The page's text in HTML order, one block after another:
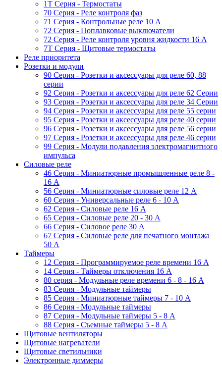
1Т Серия - Термостаты
70 Серия - Реле контроля фаз
71 Серия - Контрольные реле 10 A
72 Серия - Поплавковые выключатели
72 Серия - Реле контроля уровня жидкости 16 А
7T Серия - Щитовые термостаты
Реле приоритета
Розетки и модули
90 Серия - Розетки и аксессуары для реле 60, 88
cерии
92 Серия - Розетки и аксессуары для реле 62 Серии
93 Серия - Розетки и аксессуары для реле 34 Серии
94 Серия - Розетки и аксессуары для реле 55 серии
95 Серия - Розетки и аксессуары для реле 40 серии
96 Серия - Розетки и аксессуары для реле 56 cерии
97 Серия - Розетки и аксессуары для реле 46 cерии
99 Серия - Модули подавления электромагнитного
импульса
Силовые реле
46 Серия - Миниатюрные промышленные реле 8 -
16 A
56 Серия - Миниатюрные силовые реле 12 A
60 Серия - Универсальные реле 6 - 10 A
62 Серия - Силовые реле 16 A
65 Серия - Силовые реле 20 - 30 A
66 Серия - Силовое реле 30 A
67 Серия - Силовые реле для печатного монтажа
50 А
Таймеры
12 Серия - Программируемое реле времени 16 A
14 Серия - Таймеры отключения 16 A
80 серия - Модульные реле времени 6 - 8 - 16 A
83 Серия - Модульные таймеры
85 Серия - Миниатюрные таймеры 7 - 10 A
86 Серия - Модульные таймеры
87 Серия - Модульные таймеры 5 - 8 А
88 Серия - Съемные таймеры 5 - 8 A
Щитовые вентиляторы
Щитовые нагреватели
Щитовые светильники
Электронные диммеры